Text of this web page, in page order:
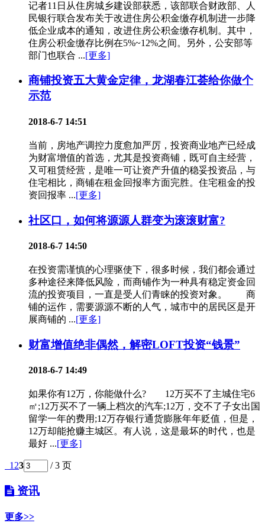
记者11日从住房城乡建设部获悉，该部联合财政部、人
民银行联合发布关于改进住房公积金缴存机制进一步降
低企业成本的通知，改进住房公积金缴存机制。其中，
住房公积金缴存比例在5%~12%之间。另外，公安部等
部门也联合 ...[更多]
商铺投资五大黄金定律，龙湖春江荟给你做个
示范
2018-6-7 14:51
当前，房地产调控力度愈加严厉，投资商业地产已经成
为财富增值的首选，尤其是投资商铺，既可自主经营，
又可租赁经营，是唯一可让资产升值的稳妥投资品，与
住宅相比，商铺在租金回报率方面完胜。住宅租金的投
资回报率 ...[更多]
社区口，如何将源源人群变为滚滚财富?
2018-6-7 14:50
在投资需谨慎的心理驱使下，很多时候，我们都会通过
多种途径来降低风险，而商铺作为一种具有稳定资金回
流的投资项目，一直是受人们青睐的投资对象。 商
铺的运作，需要源源不断的人气，城市中的居民区是开
展商铺的 ...[更多]
财富增值绝非偶然，解密LOFT投资“钱景”
2018-6-7 14:49
如果你有12万，你能做什么? 12万买不了主城住宅6
㎡;12万买不了一辆上档次的汽车;12万，交不了子女出国
留学一年的费用;12万存银行通货膨胀年年贬值，但是，
12万却能抢赚主城区。有人说，这是最坏的时代，也是
最好 ...[更多]
1 23 / 3 页
资讯
更多>>